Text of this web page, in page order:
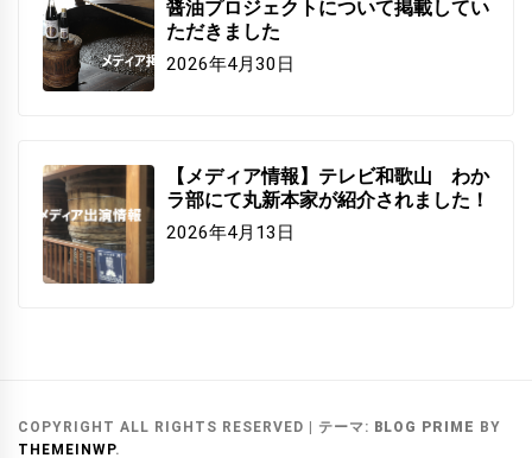
醤油プロジェクトについて掲載してい
ただきました
2026年4月30日
【メディア情報】テレビ和歌山 わか
ラ部にて丸新本家が紹介されました！
2026年4月13日
COPYRIGHT ALL RIGHTS RESERVED | テーマ: BLOG PRIME BY
THEMEINWP.